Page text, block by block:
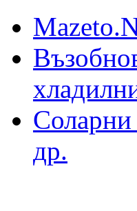
Соларни
др.